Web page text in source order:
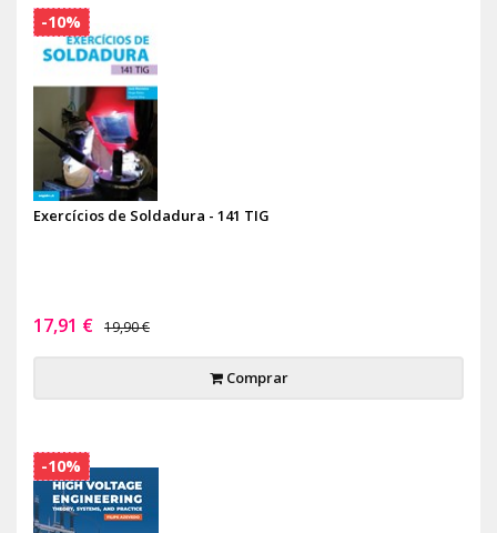
Exercícios de Soldadura - 141 TIG
17,91 € 19,90 €
Comprar
-10%
-10%